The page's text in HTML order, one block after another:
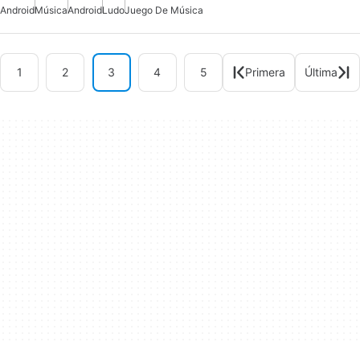
AndroidMúsicaAndroidLudoJuego De Música
1 2 3 4 5 Primera Última